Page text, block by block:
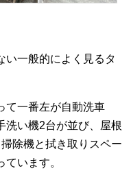
い一般的によく見るタ
て一番左が自動洗車
洗い機2台が並び、屋根
除機と拭き取りスペー
います。